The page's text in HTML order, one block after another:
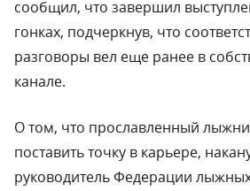
сообщил, что завершил
гонках, подчеркнув, что
разговоры вел еще ранее в
канале.
О том, что прославленный
поставить точку в карьере,
руководитель Федерации